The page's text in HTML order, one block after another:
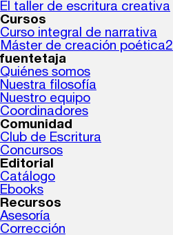
El taller de escritura creativa
Cursos
Curso integral de narrativa
Máster de creación poética2
fuentetaja
Quiénes somos
Nuestra filosofía
Nuestro equipo
Coordinadores
Comunidad
Club de Escritura
Concursos
Editorial
Catálogo
Ebooks
Recursos
Asesoría
Corrección